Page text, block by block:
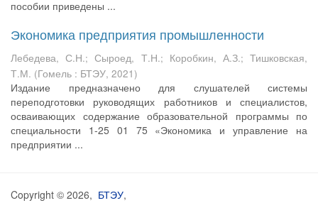
пособии приведены ...
Экономика предприятия промышленности
Лебедева, С.Н.;Сыроед, Т.Н.; Коробкин, А.З.;Тишковская,
Т.М. (Гомель : БТЭУ, 2021)
Издание предназначено для слушателей системы
переподготовки руководящих работников и специалистов,
осваивающих содержание образовательной программы по
специальности 1-25 01 75 «Экономика и управление на
предприятии ...
Copyright © 2026, БТЭУ,